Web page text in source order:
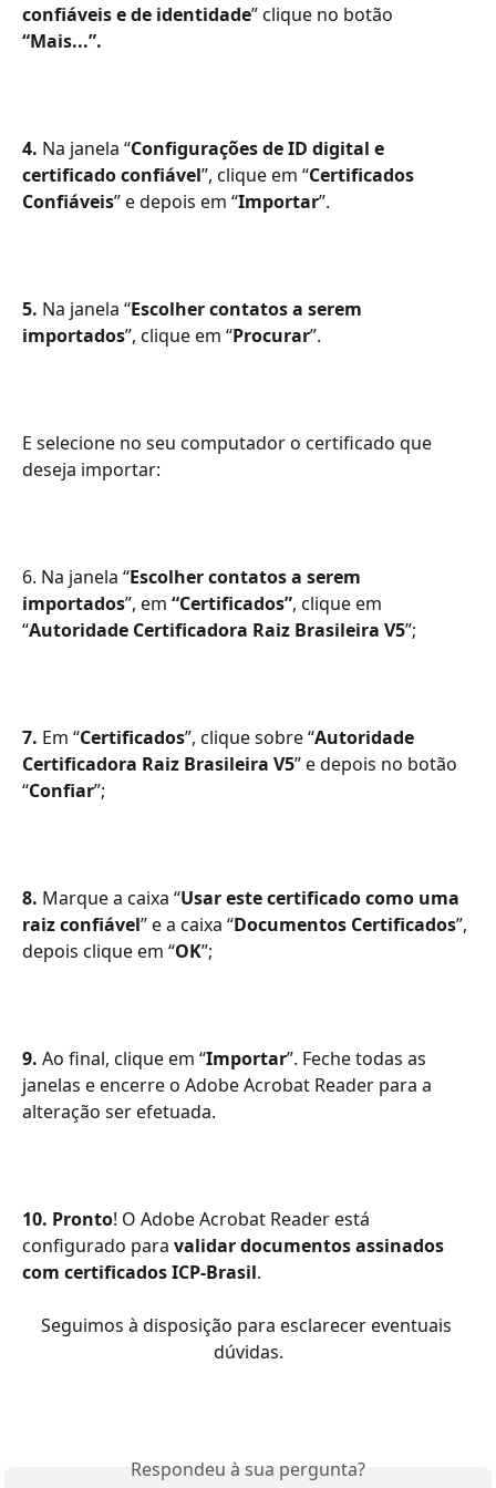
confiáveis e de identidade” clique no botão
“Mais...”.
4. Na janela “Configurações de ID digital e
certificado confiável”, clique em “Certificados
Confiáveis” e depois em “Importar”.⠀
5. Na janela “Escolher contatos a serem
importados”, clique em “Procurar”.
E selecione no seu computador o certificado que
deseja importar:
6. Na janela “Escolher contatos a serem
importados”, em “Certificados”, clique em
“Autoridade Certificadora Raiz Brasileira V5”;
7. Em “Certificados”, clique sobre “Autoridade
Certificadora Raiz Brasileira V5” e depois no botão
“Confiar”;
8. Marque a caixa “Usar este certificado como uma
raiz confiável” e a caixa “Documentos Certificados”,
depois clique em “OK”;
9. Ao final, clique em “Importar”. Feche todas as
janelas e encerre o Adobe Acrobat Reader para a
alteração ser efetuada.
10. Pronto! O Adobe Acrobat Reader está
configurado para validar documentos assinados
com certificados ICP-Brasil.
Seguimos à disposição para esclarecer eventuais
dúvidas.
Respondeu à sua pergunta?